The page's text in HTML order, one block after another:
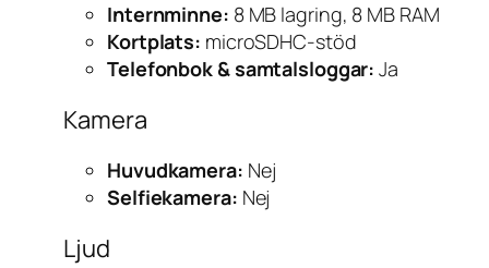
Internminne: 8 MB lagring, 8 MB RAM
Kortplats: microSDHC-stöd
Telefonbok & samtalsloggar: Ja
Kamera
Huvudkamera: Nej
Selfiekamera: Nej
Ljud